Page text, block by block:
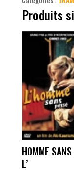
Produits
HOMME
L’